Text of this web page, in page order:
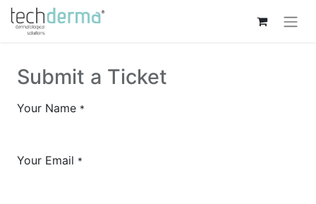
Submit a Ticket
Your Name *
Your Email *